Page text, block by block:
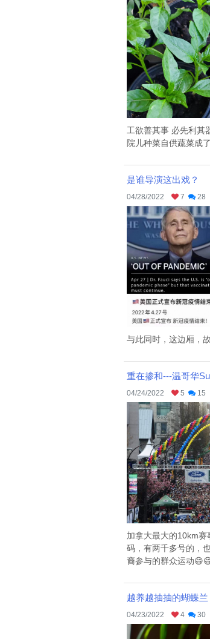
工欲善其事 必先利其
院儿种菜自供蔬菜成
是谁导演这出戏？
04/28/2022 7 28
与此同时，这边厢，
重在掺和---温哥华
04/24/2022 5 15
加拿大最大的10km
码，有两千多号的，
裔参与的群众运动
越养越抽抽的蝴蝶兰
04/23/2022 4 30